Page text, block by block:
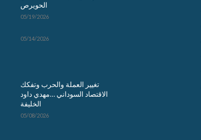
الحويرص
05/19/2026
05/14/2026
تغيير العملة والحرب وتفكك
الاقتصاد السوداني …مهدي داود
الخليفة
05/08/2026